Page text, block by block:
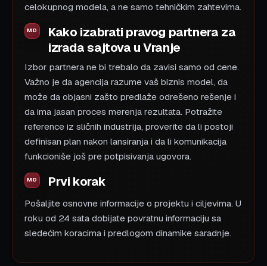
celokupnog modela, a ne samo tehničkim zahtevima.
Kako izabrati pravog partnera za
izrada sajtova u Vranje
Izbor partnera ne bi trebalo da zavisi samo od cene.
Važno je da agencija razume vaš biznis model, da
može da objasni zašto predlaže odrešeno rešenje i
da ima jasan proces merenja rezultata. Potražite
reference iz sličnih industrija, proverite da li postoji
definisan plan nakon lansiranja i da li komunikacija
funkcioniše još pre potpisivanja ugovora.
Prvi korak
Pošaljite osnovne informacije o projektu i ciljevima. U
roku od 24 sata dobijate povratnu informaciju sa
sledećim koracima i predlogom dinamike saradnje.